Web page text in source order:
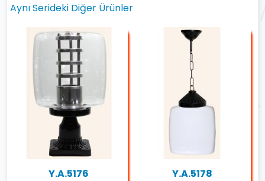
Aynı Serideki Diğer Ürünler
Y.A.5176 Y.A.5178